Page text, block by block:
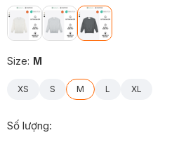
Size: M
XS S M L XL
Số lượng: